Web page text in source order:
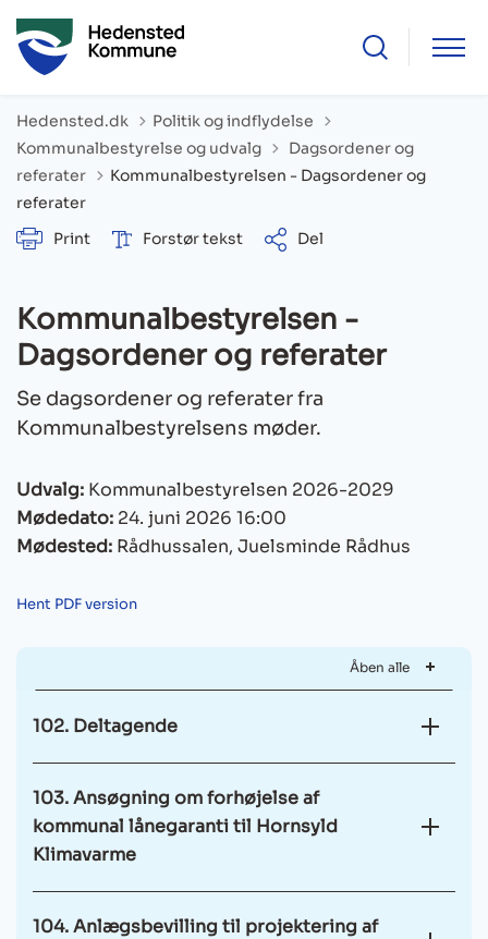
Hedensted.dk
Politik og indflydelse
Kommunalbestyrelse og udvalg
Tilbage til
Dagsordener og
referater
Kommunalbestyrelsen - Dagsordener og
referater
Print
Forstør tekst Del
Kommunalbestyrelsen -
Dagsordener og referater
Se dagsordener og referater fra
Kommunalbestyrelsens møder.
Udvalg: Kommunalbestyrelsen 2026-2029
Mødedato: 24. juni 2026 16:00
Mødested: Rådhussalen, Juelsminde Rådhus
Hent PDF version
Åben alle
102. Deltagende
103. Ansøgning om forhøjelse af
kommunal lånegaranti til Hornsyld
Klimavarme
104. Anlægsbevilling til projektering af